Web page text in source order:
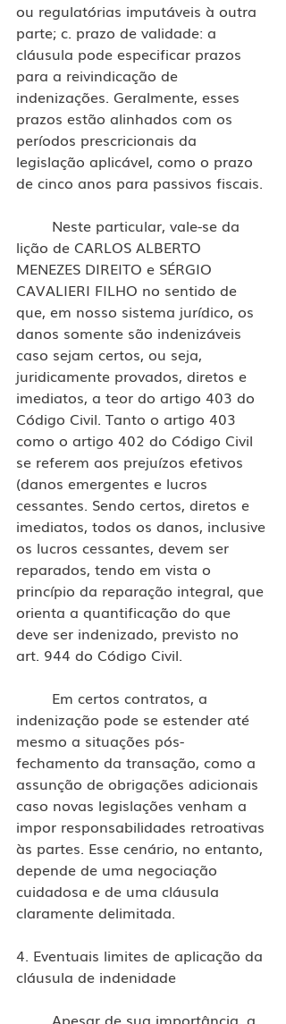
ou regulatórias imputáveis à outra
parte; c. prazo de validade: a
cláusula pode especificar prazos
para a reivindicação de
indenizações. Geralmente, esses
prazos estão alinhados com os
períodos prescricionais da
legislação aplicável, como o prazo
de cinco anos para passivos fiscais.
lição de CARLOS ALBERTO
MENEZES DIREITO e SÉRGIO
CAVALIERI FILHO no sentido de
que, em nosso sistema jurídico, os
danos somente são indenizáveis
caso sejam certos, ou seja,
juridicamente provados, diretos e
imediatos, a teor do artigo 403 do
Código Civil. Tanto o artigo 403
como o artigo 402 do Código Civil
se referem aos prejuízos efetivos
(danos emergentes e lucros
cessantes. Sendo certos, diretos e
imediatos, todos os danos, inclusive
os lucros cessantes, devem ser
reparados, tendo em vista o
princípio da reparação integral, que
orienta a quantificação do que
deve ser indenizado, previsto no
art. 944 do Código Civil.
indenização pode se estender até
mesmo a situações pós-
fechamento da transação, como a
assunção de obrigações adicionais
caso novas legislações venham a
impor responsabilidades retroativas
às partes. Esse cenário, no entanto,
depende de uma negociação
cuidadosa e de uma cláusula
claramente delimitada.
4. Eventuais limites de aplicação da
cláusula de indenidade